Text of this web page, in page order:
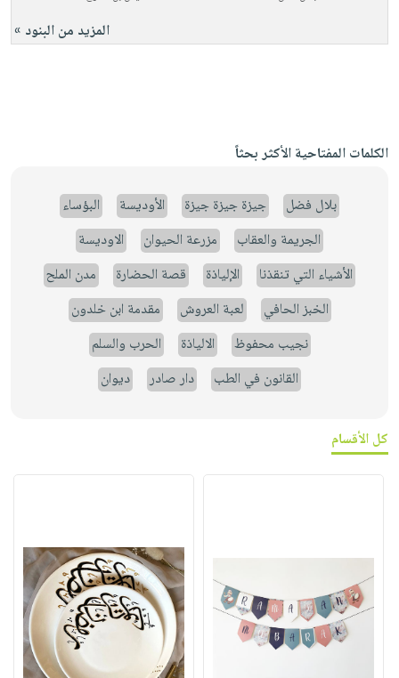
المزيد من البنود »
الكلمات المفتاحية الأكثر بحثاً
بلال فضل جيزة جيزة جيزة الأوديسة
البؤساء
الجريمة والعقاب
مزرعة الحيوان
الاوديسة
الأشياء التي تنقذنا
الإلياذة قصة الحضارة
مدن الملح
الخبز الحافي
لعبة العروش
مقدمة ابن خلدون
نجيب محفوظ
الالياذة
الحرب والسلم
القانون في الطب
دار صادر ديوان
كل الأقسام